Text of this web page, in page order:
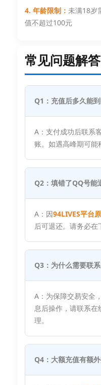
4. 年龄限制：未满18岁
值不超过100元
常见问题解
Q1：充值后多久能
A：支付成功后联系
账。如遇高峰期可能
Q2：填错了QQ号能
A：因94LIVES平台
后可退还。请务必在
Q3：为什么需要联
A：为保障交易安全
息后操作，请联系在
理。
Q4：大额充值有额